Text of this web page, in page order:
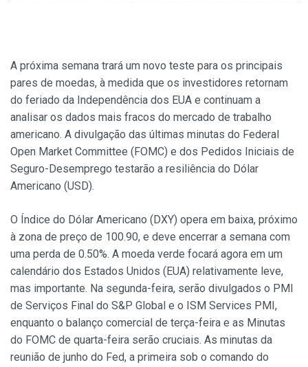
A próxima semana trará um novo teste para os principais
pares de moedas, à medida que os investidores retornam
do feriado da Independência dos EUA e continuam a
analisar os dados mais fracos do mercado de trabalho
americano. A divulgação das últimas minutas do Federal
Open Market Committee (FOMC) e dos Pedidos Iniciais de
Seguro-Desemprego testarão a resiliência do Dólar
Americano (USD).
O Índice do Dólar Americano (DXY) opera em baixa, próximo
à zona de preço de 100.90, e deve encerrar a semana com
uma perda de 0.50%. A moeda verde focará agora em um
calendário dos Estados Unidos (EUA) relativamente leve,
mas importante. Na segunda-feira, serão divulgados o PMI
de Serviços Final do S&P Global e o ISM Services PMI,
enquanto o balanço comercial de terça-feira e as Minutas
do FOMC de quarta-feira serão cruciais. As minutas da
reunião de junho do Fed, a primeira sob o comando do